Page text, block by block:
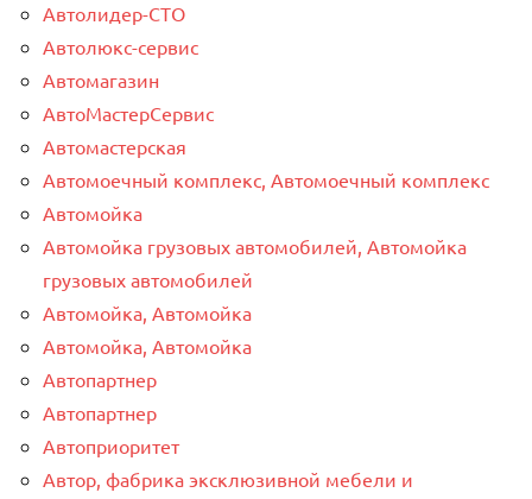
Автолидер-СТО
Автолюкс-сервис
Автомагазин
АвтоМастерСервис
Автомастерская
Автомоечный комплекс, Автомоечный комплекс
Автомойка
Автомойка грузовых автомобилей, Автомойка
грузовых автомобилей
Автомойка, Автомойка
Автомойка, Автомойка
Автопартнер
Автопартнер
Автоприоритет
Автор, фабрика эксклюзивной мебели и